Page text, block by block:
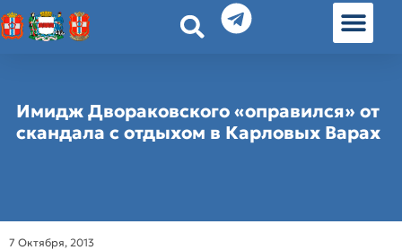
Имидж Двораковского «оправился» от
скандала с отдыхом в Карловых Варах
7 Октября, 2013